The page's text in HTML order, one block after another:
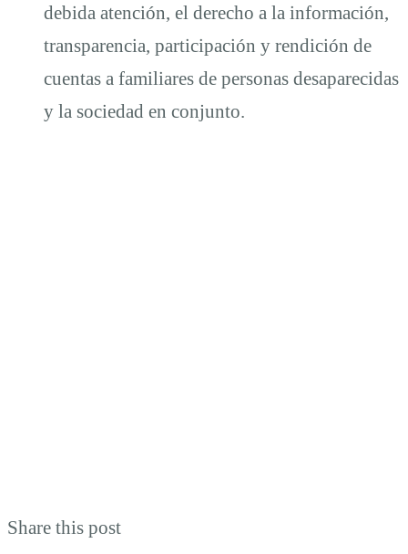
debida atención, el derecho a la información,
transparencia, participación y rendición de
cuentas a familiares de personas desaparecidas
y la sociedad en conjunto.
Share this post